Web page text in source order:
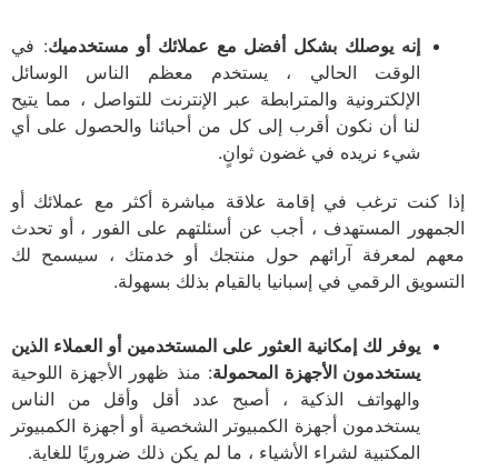
إنه يوصلك بشكل أفضل مع عملائك أو مستخدميك: في
الوقت الحالي ، يستخدم معظم الناس الوسائل
الإلكترونية والمترابطة عبر الإنترنت للتواصل ، مما يتيح
لنا أن نكون أقرب إلى كل من أحبائنا والحصول على أي
شيء نريده في غضون ثوانٍ.
إذا كنت ترغب في إقامة علاقة مباشرة أكثر مع عملائك أو
الجمهور المستهدف ، أجب عن أسئلتهم على الفور ، أو تحدث
معهم لمعرفة آرائهم حول منتجك أو خدمتك ، سيسمح لك
التسويق الرقمي في إسبانيا بالقيام بذلك بسهولة.
يوفر لك إمكانية العثور على المستخدمين أو العملاء الذين
يستخدمون الأجهزة المحمولة: منذ ظهور الأجهزة اللوحية
والهواتف الذكية ، أصبح عدد أقل وأقل من الناس
يستخدمون أجهزة الكمبيوتر الشخصية أو أجهزة الكمبيوتر
المكتبية لشراء الأشياء ، ما لم يكن ذلك ضروريًا للغاية.